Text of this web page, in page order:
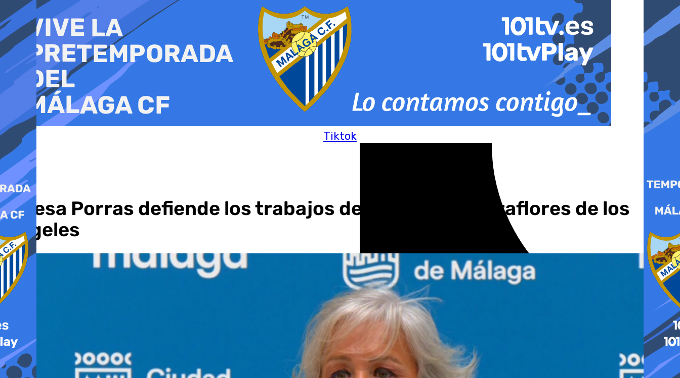
al
contenido
Tiktok
Teresa Porras defiende los trabajos de limpieza en Miraflores de los
Ángeles